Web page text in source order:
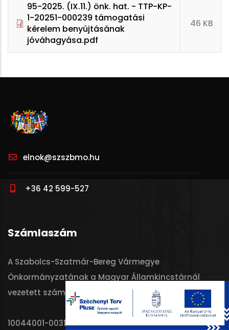
95-2025. (IX.11.) önk. hat. - TTP-KP-
1-20251-000239 támogatási
kérelem benyújtásának
jóváhagyása.pdf
46 KB
elnok@szszbmo.hu
+36 42 599-527
Számlaszám
A Szabolcs-Szatmár-Bereg Vármegye
Önkormányzatának a Magyar Államkincstárnál
vezetett számlaszáma:
10044001-00313742-00000000